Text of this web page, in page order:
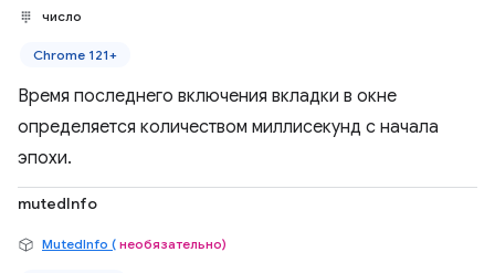
число
Chrome 121+
Время последнего включения вкладки в окне
определяется количеством миллисекунд с начала
эпохи.
mutedInfo
MutedInfo ( необязательно)